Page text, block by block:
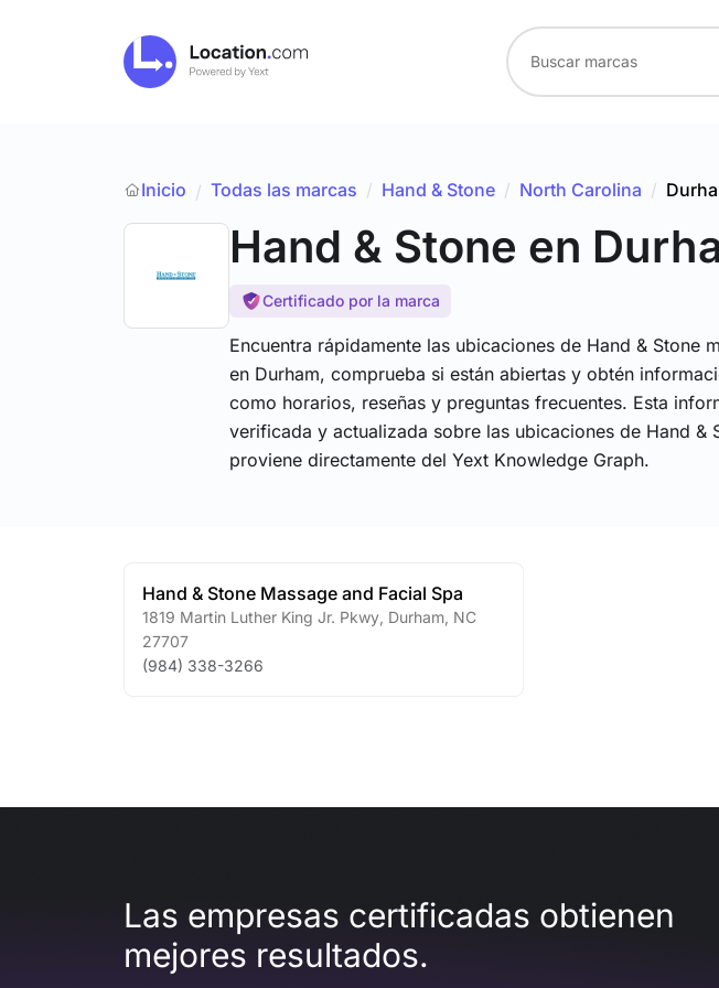
Inicio / Todas las marcas / Hand & Stone / North Carolina /
Hand & Stone en
Certificado por la marca
Encuentra rápidamente las ubicaciones de Hand & Stone
en Durham, comprueba si están abiertas y obtén
como horarios, reseñas y preguntas frecuentes. Esta
verificada y actualizada sobre las ubicaciones de Hand &
proviene directamente del Yext Knowledge Graph.
Hand & Stone Massage and Facial Spa
1819 Martin Luther King Jr. Pkwy Durham NC
27707
(984) 338-3266
Las empresas certificadas obtienen
mejores resultados.